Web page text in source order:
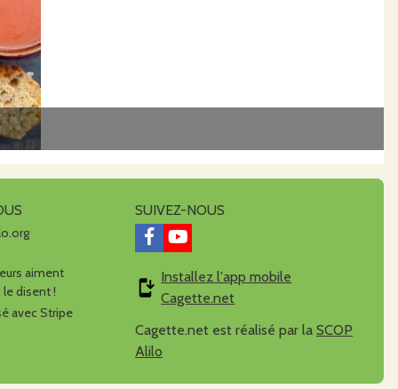
aiment
disent !
avec Stripe
SUIVEZ-NOUS
Installez l'app mobile
Cagette.net
Cagette.net est réalisé par la SCOP
Alilo